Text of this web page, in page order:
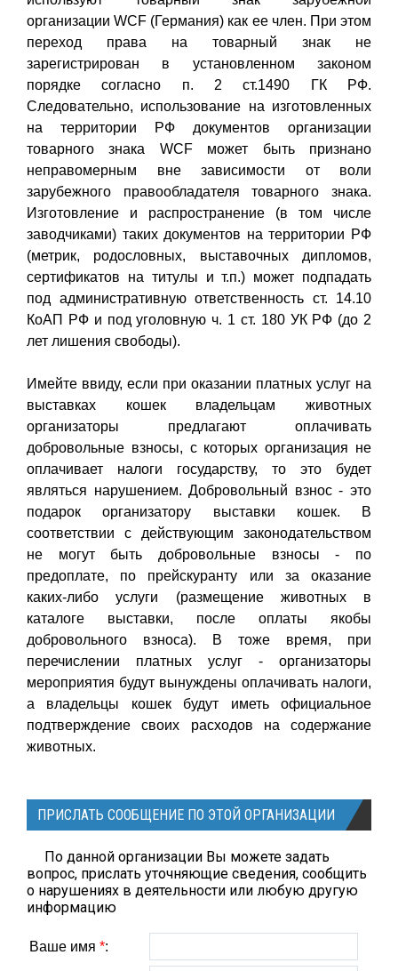
организации WCF (Германия) как ее член. При этом
переход права на товарный знак не
зарегистрирован в установленном законом
порядке согласно п. 2 ст.1490 ГК РФ.
Следовательно, использование на изготовленных
на территории РФ документов организации
товарного знака WCF может быть признано
неправомерным вне зависимости от воли
зарубежного правообладателя товарного знака.
Изготовление и распространение (в том числе
заводчиками) таких документов на территории РФ
(метрик, родословных, выставочных дипломов,
сертификатов на титулы и т.п.) может подпадать
под административную ответственность ст. 14.10
КоАП РФ и под уголовную ч. 1 ст. 180 УК РФ (до 2
лет лишения свободы).
Имейте ввиду, если при оказании платных услуг на
выставках кошек владельцам животных
организаторы предлагают оплачивать
добровольные взносы, с которых организация не
оплачивает налоги государству, то это будет
являться нарушением. Добровольный взнос - это
подарок организатору выставки кошек. В
соответствии с действующим законодательством
не могут быть добровольные взносы - по
предоплате, по прейскуранту или за оказание
каких-либо услуги (размещение животных в
каталоге выставки, после оплаты якобы
добровольного взноса). В тоже время, при
перечислении платных услуг - организаторы
мероприятия будут вынуждены оплачивать налоги,
а владельцы кошек будут иметь официальное
подтверждение своих расходов на содержание
животных.
ПРИСЛАТЬ СООБЩЕНИЕ ПО ЭТОЙ ОРГАНИЗАЦИИ
По данной организации Вы можете задать
вопрос, прислать уточняющие сведения, сообщить
о нарушениях в деятельности или любую другую
информацию
Ваше имя *: